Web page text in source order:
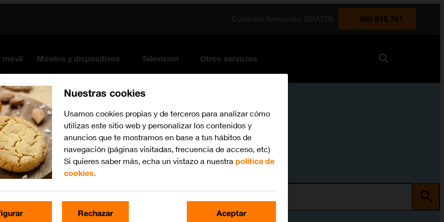
900 815 761
móvil Móviles y dispositivos Televisión Otros servicios
Nuestras cookies
Usamos cookies propias y de terceros para analizar cómo
utilizas este sitio web y personalizar los contenidos y
anuncios que te mostramos en base a tus hábitos de
navegación (páginas visitadas, frecuencia de acceso, etc)
Si quieres saber más, echa un vistazo a nuestra política de
cookies.
Rechazar Aceptar